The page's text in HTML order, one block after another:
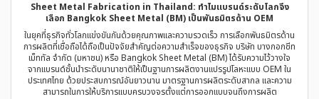
Sheet Metal Fabrication in Thailand: ทำไมแบรนด์ระดับโลกจึง
เลือก Bangkok Sheet Metal (BM) เป็นพันธมิตรด้าน OEM
ในยุคที่ธุรกิจทั่วโลกแข่งขันกันด้วยคุณภาพและความรวดเร็ว การเลือกพันธมิตรด้าน
การผลิตที่เชื่อถือได้ถือเป็นปัจจัยสำคัญต่อความสำเร็จของธุรกิจ บริษัท บางกอกชีท
เม็ททัล จำกัด (มหาชน) หรือ Bangkok Sheet Metal (BM) ได้รับความไว้วางใจ
จากแบรนด์ชั้นนำระดับนานาชาติให้เป็นฐานการผลิตงานแปรรูปโลหะแบบ OEM ใน
ประเทศไทย ด้วยประสบการณ์อันยาวนาน มาตรฐานการผลิตระดับสากล และความ
สามารถในการให้บริการแบบครบวงจรตั้งแต่การออกแบบจนถึงการผลิต